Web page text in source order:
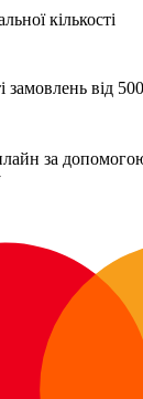
кількості
замовлень від
за